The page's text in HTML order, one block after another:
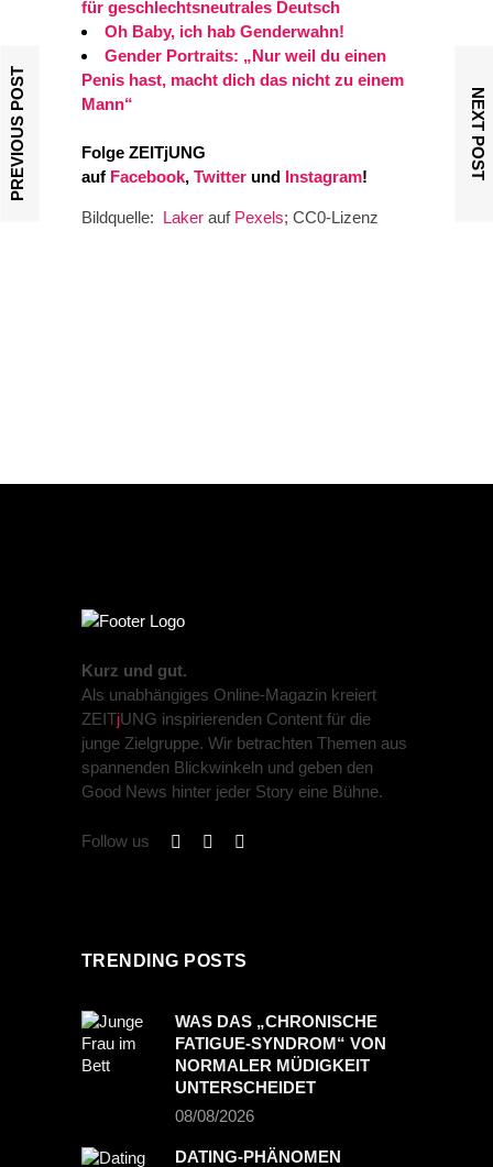
für geschlechtsneutrales Deutsch
Oh Baby, ich hab Genderwahn!
Gender Portraits: „Nur weil du einen
Penis hast, macht dich das nicht zu einem
Mann“
Folge ZEITjUNG
auf Facebook, Twitter und Instagram!
Bildquelle: Laker auf Pexels; CC0-Lizenz
PREVIOUS POST NEXT POST
Kurz und gut.
Als unabhängiges Online-Magazin kreiert
ZEITjUNG inspirierenden Content für die
junge Zielgruppe. Wir betrachten Themen aus
spannenden Blickwinkeln und geben den
Good News hinter jeder Story eine Bühne.
Follow us
TRENDING POSTS
WAS DAS „CHRONISCHE
FATIGUE-SYNDROM“ VON
NORMALER MÜDIGKEIT
UNTERSCHEIDET
08/08/2026
DATING-PHÄNOMEN